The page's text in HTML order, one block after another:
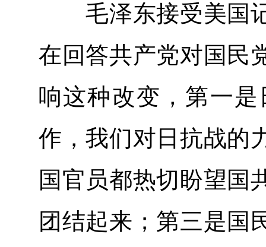
毛泽东接受美国记
在回答共产党对国民
响这种改变，第一
作，我们对日抗战的
国官员都热切盼望国
团结起来；第三是国